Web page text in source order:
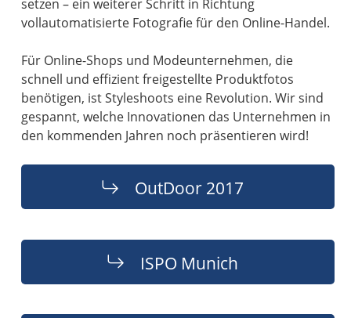
setzen – ein weiterer Schritt in Richtung
vollautomatisierte Fotografie für den Online-Handel.
Für Online-Shops und Modeunternehmen, die
schnell und effizient freigestellte Produktfotos
benötigen, ist Styleshoots eine Revolution. Wir sind
gespannt, welche Innovationen das Unternehmen in
OutDoor 2017
ISPO Munich